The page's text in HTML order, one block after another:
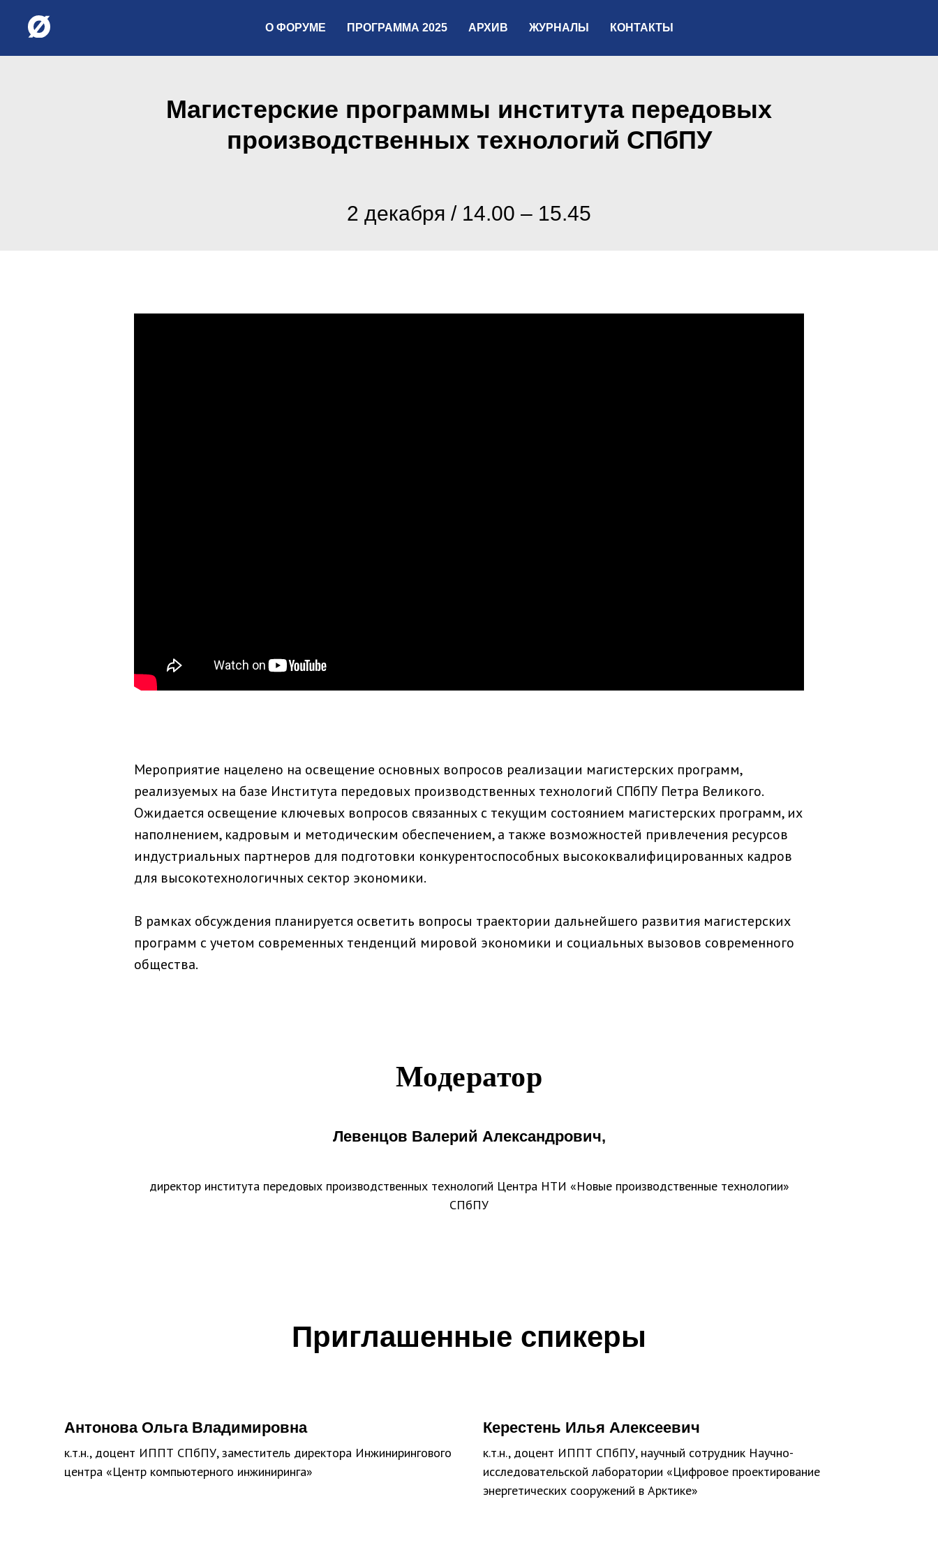
О ФОРУМЕ ПРОГРАММА 2025 АРХИВ ЖУРНАЛЫ КОНТАКТЫ
Магистерские программы института передовых
производственных технологий СПбПУ
2 декабря / 14.00 – 15.45
Мероприятие нацелено на освещение основных вопросов реализации магистерских программ,
реализуемых на базе Института передовых производственных технологий СПбПУ Петра Великого.
Ожидается освещение ключевых вопросов связанных с текущим состоянием магистерских программ, их
наполнением, кадровым и методическим обеспечением, а также возможностей привлечения ресурсов
индустриальных партнеров для подготовки конкурентоспособных высококвалифицированных кадров
для высокотехнологичных сектор экономики.
В рамках обсуждения планируется осветить вопросы траектории дальнейшего развития магистерских
программ с учетом современных тенденций мировой экономики и социальных вызовов современного
общества.
Модератор
Левенцов Валерий Александрович,
директор института передовых производственных технологий Центра НТИ «Новые производственные технологии»
СПбПУ
Приглашенные спикеры
Антонова Ольга Владимировна
к.т.н., доцент ИППТ СПбПУ, заместитель директора Инжинирингового
центра «Центр компьютерного инжиниринга»
Керестень Илья Алексеевич
к.т.н., доцент ИППТ СПбПУ, научный сотрудник Научно-
исследовательской лаборатории «Цифровое проектирование
энергетических сооружений в Арктике»